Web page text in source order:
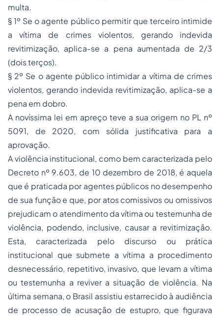
multa.
§ 1º Se o agente público permitir que terceiro intimide
a vítima de crimes violentos, gerando indevida
revitimização, aplica-se a pena aumentada de 2/3
(dois terços).
§ 2º Se o agente público intimidar a vítima de crimes
violentos, gerando indevida revitimização, aplica-se a
pena em dobro.
A novíssima lei em apreço teve a sua origem no PL nº
5091, de 2020, com sólida justificativa para a
aprovação.
A violência institucional, como bem caracterizada pelo
Decreto nº 9.603, de 10 dezembro de 2018, é aquela
que é praticada por agentes públicos no desempenho
de sua função e que, por atos comissivos ou omissivos
prejudicam o atendimento da vítima ou testemunha de
violência, podendo, inclusive, causar a revitimização.
Esta, caracterizada pelo discurso ou prática
institucional que submete a vítima a procedimento
desnecessário, repetitivo, invasivo, que levam a vítima
ou testemunha a reviver a situação de violência. Na
última semana, o Brasil assistiu estarrecido à audiência
de processo de acusação de estupro, que figurava